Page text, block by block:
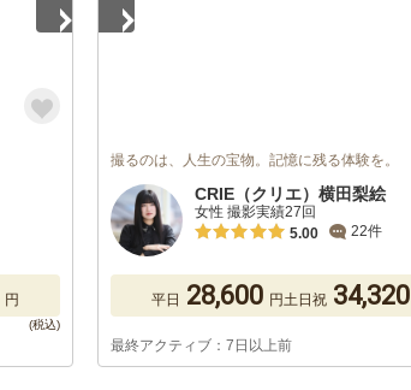
円
撮るのは、人生の宝物。記憶に残る体験を。
CRIE（クリエ）横田梨絵
女性 撮影実績27回
5.00
22件
平日 28,600 円土日祝 34,320
最終アクティブ：7日以上前